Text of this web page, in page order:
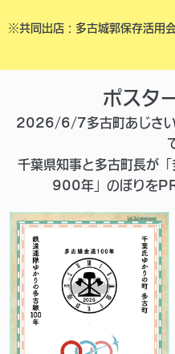
※共同出店：多古城郭保存活用
ポスタ
2026/6/7多古町あじさい
千葉県知事と多古町長が
900年」のぼりを